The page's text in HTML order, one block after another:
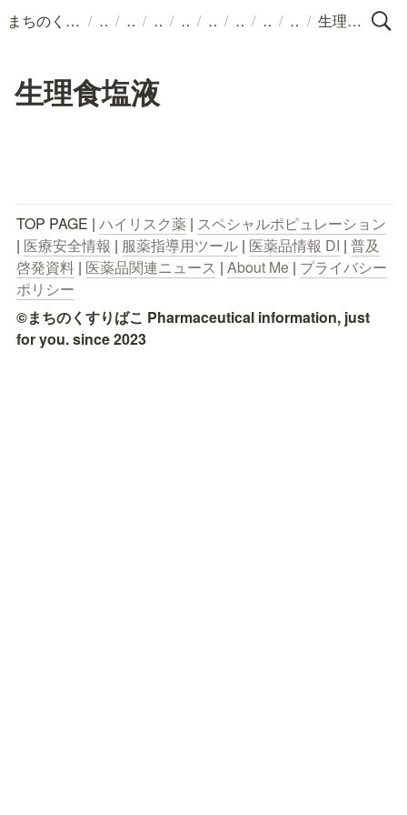
まちのくすりばこ / / / / / / / / / 生理食塩液
生理食塩液
TOP PAGE | ハイリスク薬 | スペシャルポピュレーション
| 医療安全情報 | 服薬指導用ツール | 医薬品情報 DI | 普及
啓発資料 | 医薬品関連ニュース | About Me | プライバシー
ポリシー
©まちのくすりばこ Pharmaceutical information, just
for you. since 2023